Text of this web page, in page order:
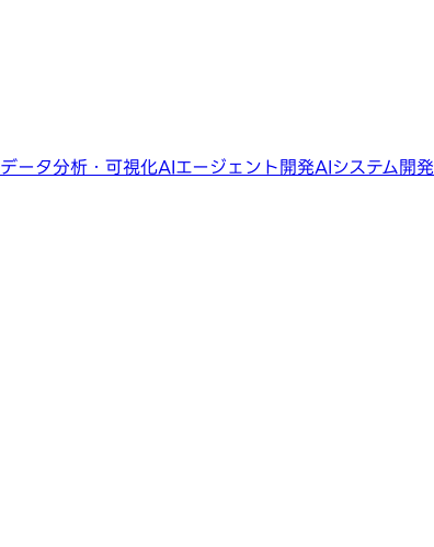
データ分析・可視化AIエージェント開発AIシステム開発